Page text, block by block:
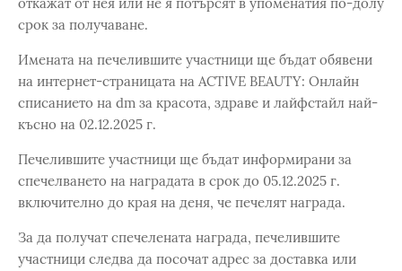
срок за получаване.
Имената на печелившите участници ще бъдат обявени
на интернет-страницата на ACTIVE BEAUTY: Онлайн
списанието на dm за красота, здраве и лайфстайл най-
късно на 02.12.2025 г.
Печелившите участници ще бъдат информирани за
спечелването на наградата в срок до 05.12.2025 г.
включително до края на деня, че печелят награда.
За да получат спечелената награда, печелившите
участници следва да посочат адрес за доставка или